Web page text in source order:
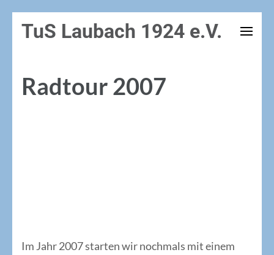
Inhalt
drücken)
TuS Laubach 1924 e.V.
Radtour 2007
Im Jahr 2007 starten wir nochmals mit einem